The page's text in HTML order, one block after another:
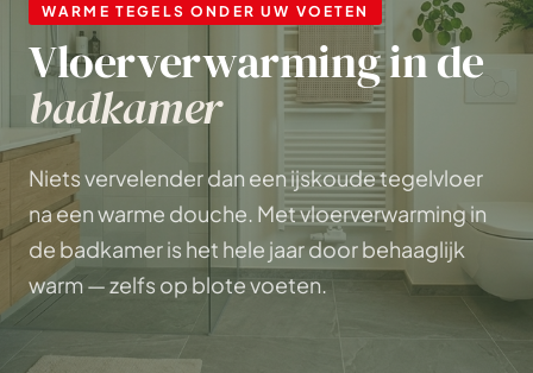
WARME TEGELS ONDER UW VOETEN
Vloerverwarming in de
badkamer
Niets vervelender dan een ijskoude tegelvloer
na een warme douche. Met vloerverwarming in
de badkamer is het hele jaar door behaaglijk
warm — zelfs op blote voeten.